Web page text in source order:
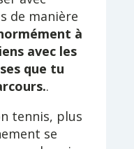
de manière
à
avec les
que tu
.
tennis, plus
se